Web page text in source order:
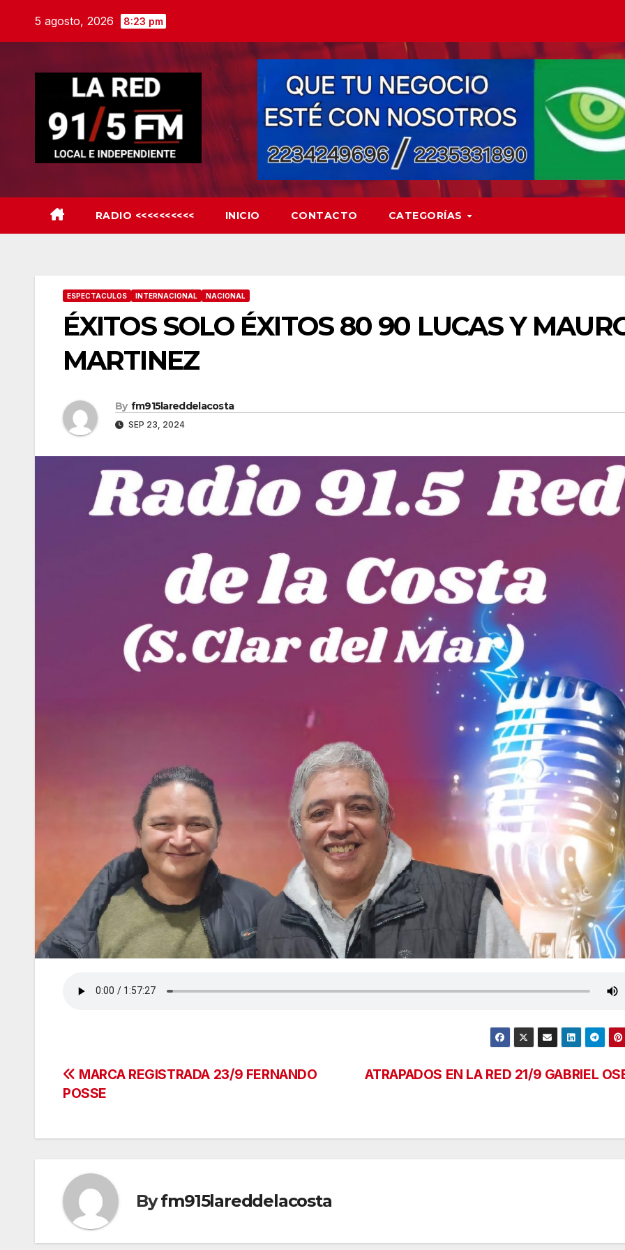
5 agosto, 2026 8:23 pm
RADIO <<<<<<<<<< INICIO CONTACTO CATEGORÍAS
ESPECTACULOS INTERNACIONAL NACIONAL
ÉXITOS SOLO ÉXITOS 80 90 LUCAS Y
MARTINEZ
By fm915lareddelacosta
SEP 23, 2024
Navegación
entradas
ATRAPADOS EN LA RED 21/9 GABRIEL
MARCA REGISTRADA 23/9 FERNANDO
POSSE
Byfm915lareddelacosta